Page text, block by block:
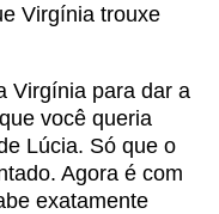
Virgínia trouxe
Virgínia para dar a
você queria
Lúcia. Só que o
Agora é com
exatamente